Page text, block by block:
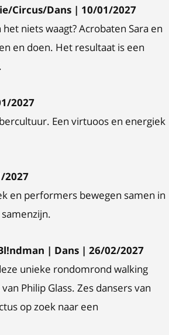
Circus/Dans | 10/01/2027
niets waagt? Acrobaten Sara en
en doen. Het resultaat is een
2027
Een virtuoos en energiek
2027
en performers bewegen samen in
| Dans | 26/02/2027
unieke rondomrond walking
Philip Glass. Zes dansers van
op zoek naar een